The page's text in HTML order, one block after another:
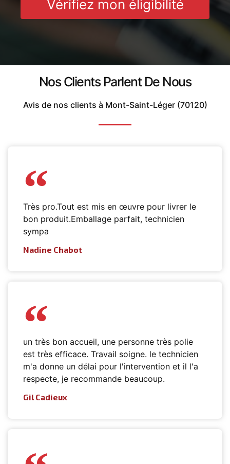
Vérifiez mon éligibilité
Nos Clients Parlent De Nous
Avis de nos clients à Mont-Saint-Léger (70120)
Très pro.Tout est mis en œuvre pour livrer le
bon produit.Emballage parfait, technicien
sympa
Nadine Chabot
un très bon accueil, une personne très polie
est très efficace. Travail soigne. le technicien
m'a donne un délai pour l'intervention et il l'a
respecte, je recommande beaucoup.
Gil Cadieux